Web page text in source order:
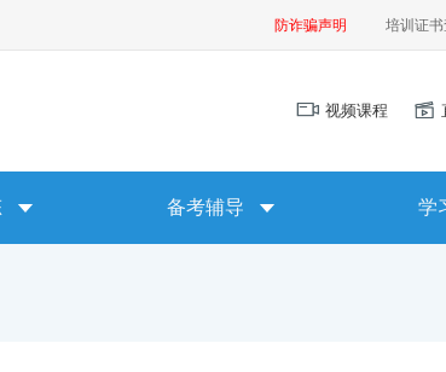
防诈骗声明 培训证书
视频课程
备考辅导 学